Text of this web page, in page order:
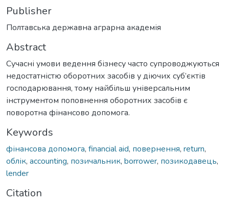
Publisher
Полтавська державна аграрна академія
Abstract
Сучасні умови ведення бізнесу часто супроводжуються
недостатністю оборотних засобів у діючих суб’єктів
господарювання, тому найбільш універсальним
інструментом поповнення оборотних засобів є
поворотна фінансово допомога.
Keywords
фінансова допомога, financial aid, повернення, return,
облік, accounting, позичальник, borrower, позикодавець,
lender
Citation